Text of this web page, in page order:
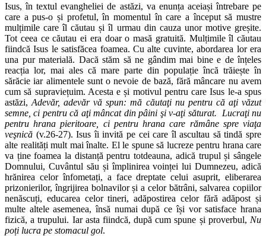
Isus, în textul evangheliei de astăzi, va enunța aceiași întrebare pe
care a pus-o și profetul, în momentul în care a început să mustre
mulțimile care îl căutau și îl urmau din cauza unor motive greșite.
Tot ceea ce căutau ei era doar o masă gratuită. Mulțimile îl căutau
fiindcă Isus le satisfăcea foamea. Cu alte cuvinte, abordarea lor era
una pur materială. Dacă stăm să ne gândim mai bine e de înțeles
reacția lor, mai ales că mare parte din populație încă trăiește în
sărăcie iar alimentele sunt o nevoie de bază, fără mâncare nu avem
cum să supraviețuim. Acesta e și motivul pentru care Isus le-a spus
astăzi,Adevăr, adevăr vă spun: mă căutaţi nu pentru că aţi văzut
semne, ci pentru că aţi mâncat din pâini şi v-aţi săturat. Lucraţi nu
pentru hrana pieritoare, ci pentru hrana care rămâne spre viaţa
veşnică (v.26-27). Isus îi invită pe cei care îl ascultau să tindă spre
alte realități mult mai înalte. El le spune să lucreze pentru hrana care
va ține foamea la distanță pentru totdeauna, adică trupul și sângele
Domnului, Cuvântul său și împlinirea voinței lui Dumnezeu, adică
hrănirea celor înfometați, a face dreptate celui asuprit, eliberarea
prizonierilor, îngrijirea bolnavilor și a celor bătrâni, salvarea copiilor
nenăscuți, educarea celor tineri, adăpostirea celor fără adăpost și
multe altele asemenea, însă numai după ce își vor satisface hrana
fizică, a trupului. Iar asta fiindcă, după cum spune și proverbul, Nu
poți lucra pe stomacul gol.